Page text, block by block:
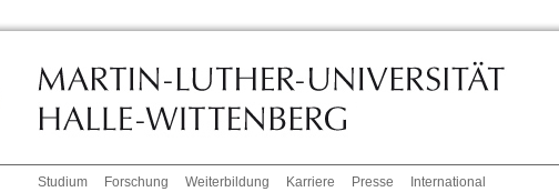
Studium Forschung Weiterbildung Karriere Presse International